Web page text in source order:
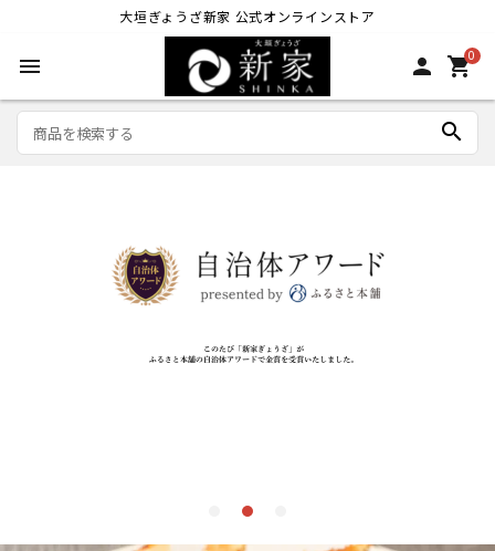
大垣ぎょうざ新家 公式オンラインストア
menu person 0
shopping_cart
search